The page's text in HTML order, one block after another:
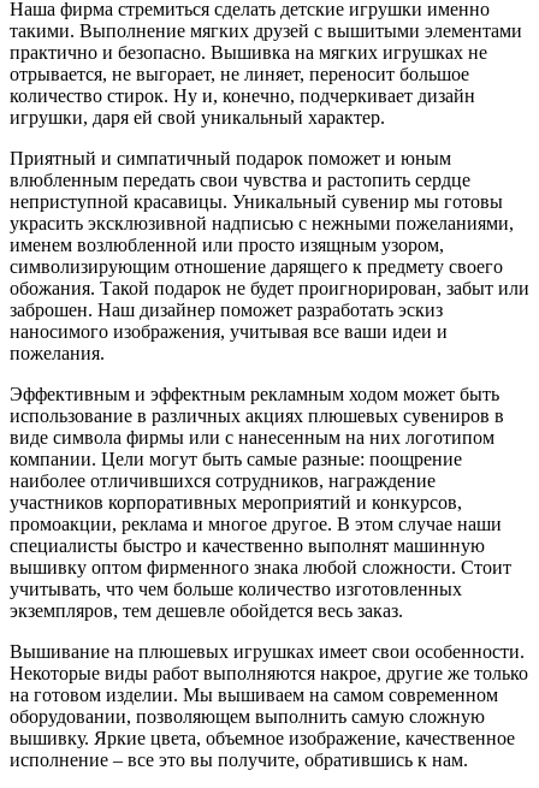
Наша фирма стремиться сделать детские игрушки именно
такими. Выполнение мягких друзей с вышитыми элементами
практично и безопасно. Вышивка на мягких игрушках не
отрывается, не выгорает, не линяет, переносит большое
количество стирок. Ну и, конечно, подчеркивает дизайн
игрушки, даря ей свой уникальный характер.
Приятный и симпатичный подарок поможет и юным
влюбленным передать свои чувства и растопить сердце
неприступной красавицы. Уникальный сувенир мы готовы
украсить эксклюзивной надписью с нежными пожеланиями,
именем возлюбленной или просто изящным узором,
символизирующим отношение дарящего к предмету своего
обожания. Такой подарок не будет проигнорирован, забыт или
заброшен. Наш дизайнер поможет разработать эскиз
наносимого изображения, учитывая все ваши идеи и
пожелания.
Эффективным и эффектным рекламным ходом может быть
использование в различных акциях плюшевых сувениров в
виде символа фирмы или с нанесенным на них логотипом
компании. Цели могут быть самые разные: поощрение
наиболее отличившихся сотрудников, награждение
участников корпоративных мероприятий и конкурсов,
промоакции, реклама и многое другое. В этом случае наши
специалисты быстро и качественно выполнят машинную
вышивку оптом фирменного знака любой сложности. Стоит
учитывать, что чем больше количество изготовленных
экземпляров, тем дешевле обойдется весь заказ.
Вышивание на плюшевых игрушках имеет свои особенности.
Некоторые виды работ выполняются накрое, другие же только
на готовом изделии. Мы вышиваем на самом современном
оборудовании, позволяющем выполнить самую сложную
вышивку. Яркие цвета, объемное изображение, качественное
исполнение – все это вы получите, обратившись к нам.